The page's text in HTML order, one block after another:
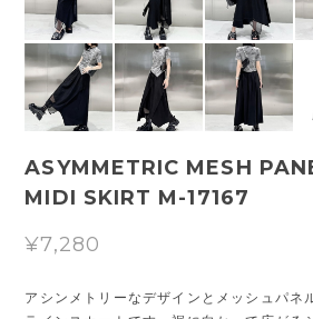
ASYMMETRIC MESH
MIDI SKIRT M-17167
¥7,280
アシンメトリーなデザインとメッシュパネ